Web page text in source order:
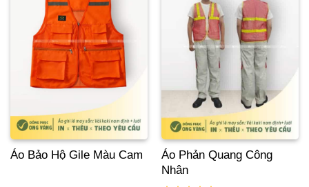
Áo Phản Quang Công
Nhân
Áo Bảo Hộ Gile Màu Cam